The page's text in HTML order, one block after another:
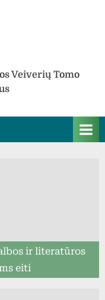
Veiverių Tomo
ir literatūros
eiti